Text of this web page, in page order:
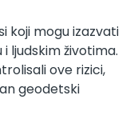
koji mogu izazvati
ljudskim životima.
ove rizici,
geodetski